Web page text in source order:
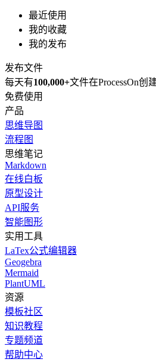
最近使用
我的收藏
我的发布
发布文件
每天有100,000+文件在ProcessOn创
免费使用
产品
思维导图
流程图
思维笔记
Markdown
在线白板
原型设计
API服务
智能图形
实用工具
LaTex公式编辑器
Geogebra
Mermaid
PlantUML
资源
模板社区
知识教程
专题频道
帮助中心